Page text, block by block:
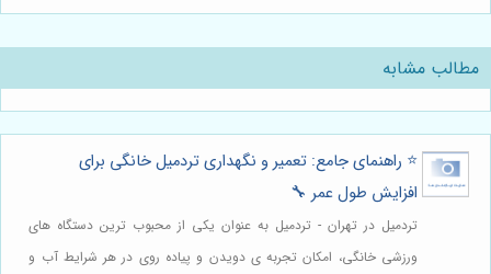
مطالب مشابه
⭐️ راهنمای جامع: تعمیر و نگهداری تردمیل خانگی برای
افزایش طول عمر 🔧
تردمیل در تهران - تردمیل به عنوان یکی از محبوب ترین دستگاه های
ورزشی خانگی، امکان تجربه ی دویدن و پیاده روی در هر شرایط آب و